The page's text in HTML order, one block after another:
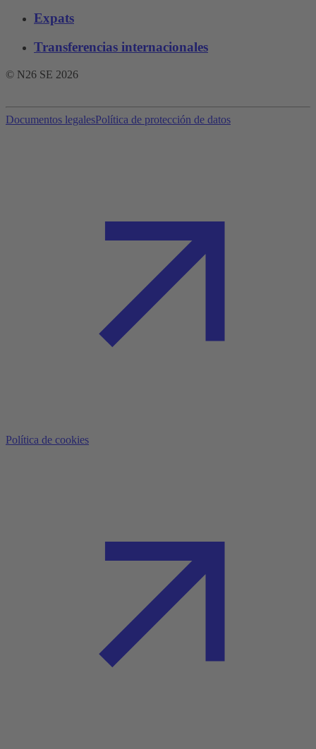
Expats
Transferencias internacionales
© N26 SE 2026
Documentos legalesPolítica de protección de datos
Política de cookies